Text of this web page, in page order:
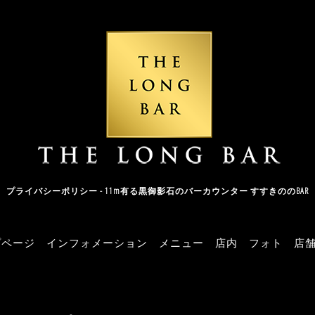
プライバシーポリシー - 11m有る黒御影石のバーカウンター すすきののBAR
ージ インフォメーション メニュー 店内 フォト 店